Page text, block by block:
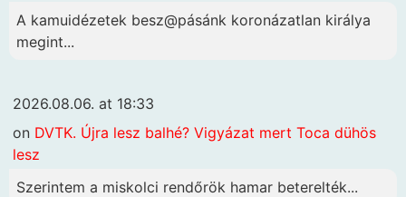
A kamuidézetek besz@pásánk koronázatlan királya
megint...
2026.08.06. at 18:33
on DVTK. Újra lesz balhé? Vigyázat mert Toca dühös
lesz
Szerintem a miskolci rendőrök hamar beterelték...